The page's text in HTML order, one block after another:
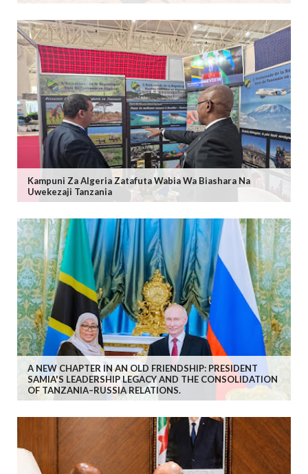
Kampuni Za Algeria Zatafuta Wabia Wa Biashara Na
Uwekezaji Tanzania
A NEW CHAPTER IN AN OLD FRIENDSHIP: PRESIDENT
SAMIA'S LEADERSHIP LEGACY AND THE CONSOLIDATION
OF TANZANIA–RUSSIA RELATIONS.